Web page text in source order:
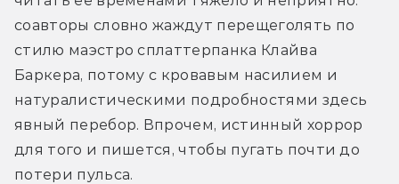
соавторы словно жаждут перещеголять по
стилю маэстро сплаттерпанка Клайва
Баркера, потому с кровавым насилием и
натуралистическими подробностями здесь
явный перебор. Впрочем, истинный хоррор
для того и пишется, чтобы пугать почти до
потери пульса.